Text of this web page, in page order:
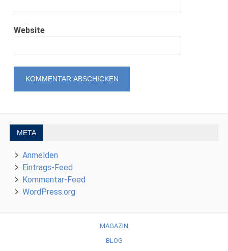
Website
META
Anmelden
Eintrags-Feed
Kommentar-Feed
WordPress.org
MAGAZIN
BLOG